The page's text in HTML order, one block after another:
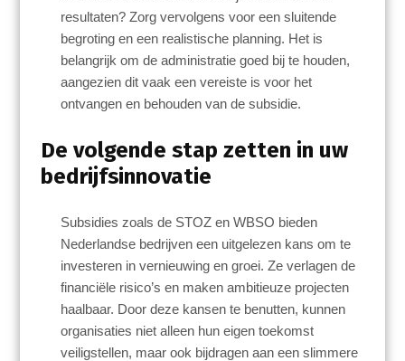
resultaten? Zorg vervolgens voor een sluitende
begroting en een realistische planning. Het is
belangrijk om de administratie goed bij te houden,
aangezien dit vaak een vereiste is voor het
ontvangen en behouden van de subsidie.
De volgende stap zetten in uw
bedrijfsinnovatie
Subsidies zoals de STOZ en WBSO bieden
Nederlandse bedrijven een uitgelezen kans om te
investeren in vernieuwing en groei. Ze verlagen de
financiële risico’s en maken ambitieuze projecten
haalbaar. Door deze kansen te benutten, kunnen
organisaties niet alleen hun eigen toekomst
veiligstellen, maar ook bijdragen aan een slimmere